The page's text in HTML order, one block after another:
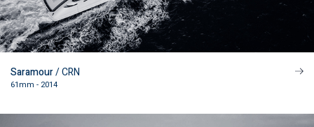
Saramour/ CRN
61mm - 2014